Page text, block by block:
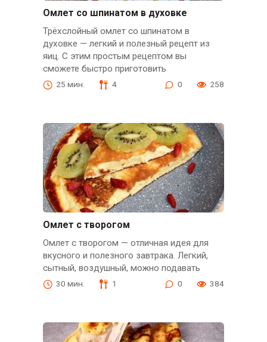
Омлет со шпинатом в духовке
Трёхслойный омлет со шпинатом в
духовке — легкий и полезный рецепт из
яиц. С этим простым рецептом вы
сможете быстро приготовить
25 мин. 4 0 258
Омлет с творогом
Омлет с творогом — отличная идея для
вкусного и полезного завтрака. Легкий,
сытный, воздушный, можно подавать
30 мин. 1 0 384